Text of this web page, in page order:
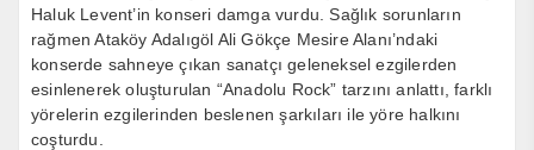
Haluk Levent’in konseri damga vurdu. Sağlık sorunların
rağmen Ataköy Adalıgöl Ali Gökçe Mesire Alanı’ndaki
konserde sahneye çıkan sanatçı geleneksel ezgilerden
esinlenerek oluşturulan “Anadolu Rock” tarzını anlattı, farklı
yörelerin ezgilerinden beslenen şarkıları ile yöre halkını
coşturdu.